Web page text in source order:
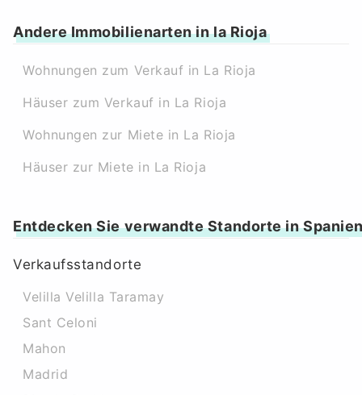
Andere Immobilienarten in la Rioja
Wohnungen zum Verkauf in La Rioja
Häuser zum Verkauf in La Rioja
Wohnungen zur Miete in La Rioja
Häuser zur Miete in La Rioja
Entdecken Sie verwandte Standorte in
Verkaufsstandorte
Velilla Velilla Taramay
Sant Celoni
Mahon
Madrid